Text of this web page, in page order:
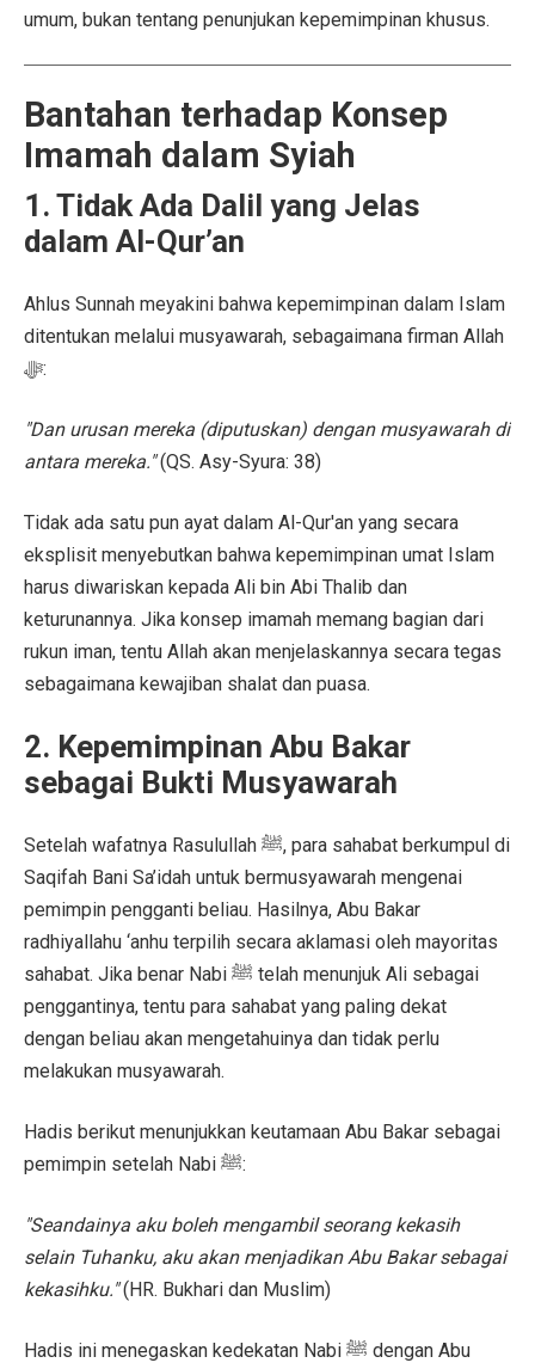
umum, bukan tentang penunjukan kepemimpinan khusus.
Bantahan terhadap Konsep
Imamah dalam Syiah
1. Tidak Ada Dalil yang Jelas
dalam Al-Qur’an
Ahlus Sunnah meyakini bahwa kepemimpinan dalam Islam
ditentukan melalui musyawarah, sebagaimana firman Allah
ﷻ:
"Dan urusan mereka (diputuskan) dengan musyawarah di
antara mereka."(QS. Asy-Syura: 38)
Tidak ada satu pun ayat dalam Al-Qur'an yang secara
eksplisit menyebutkan bahwa kepemimpinan umat Islam
harus diwariskan kepada Ali bin Abi Thalib dan
keturunannya. Jika konsep imamah memang bagian dari
rukun iman, tentu Allah akan menjelaskannya secara tegas
sebagaimana kewajiban shalat dan puasa.
2. Kepemimpinan Abu Bakar
sebagai Bukti Musyawarah
Setelah wafatnya Rasulullah ﷺ, para sahabat berkumpul di
Saqifah Bani Sa’idah untuk bermusyawarah mengenai
pemimpin pengganti beliau. Hasilnya, Abu Bakar
radhiyallahu ‘anhu terpilih secara aklamasi oleh mayoritas
sahabat. Jika benar Nabi ﷺ telah menunjuk Ali sebagai
penggantinya, tentu para sahabat yang paling dekat
dengan beliau akan mengetahuinya dan tidak perlu
melakukan musyawarah.
Hadis berikut menunjukkan keutamaan Abu Bakar sebagai
pemimpin setelah Nabi ﷺ:
"Seandainya aku boleh mengambil seorang kekasih
selain Tuhanku, aku akan menjadikan Abu Bakar sebagai
kekasihku."(HR. Bukhari dan Muslim)
Hadis ini menegaskan kedekatan Nabi ﷺ dengan Abu